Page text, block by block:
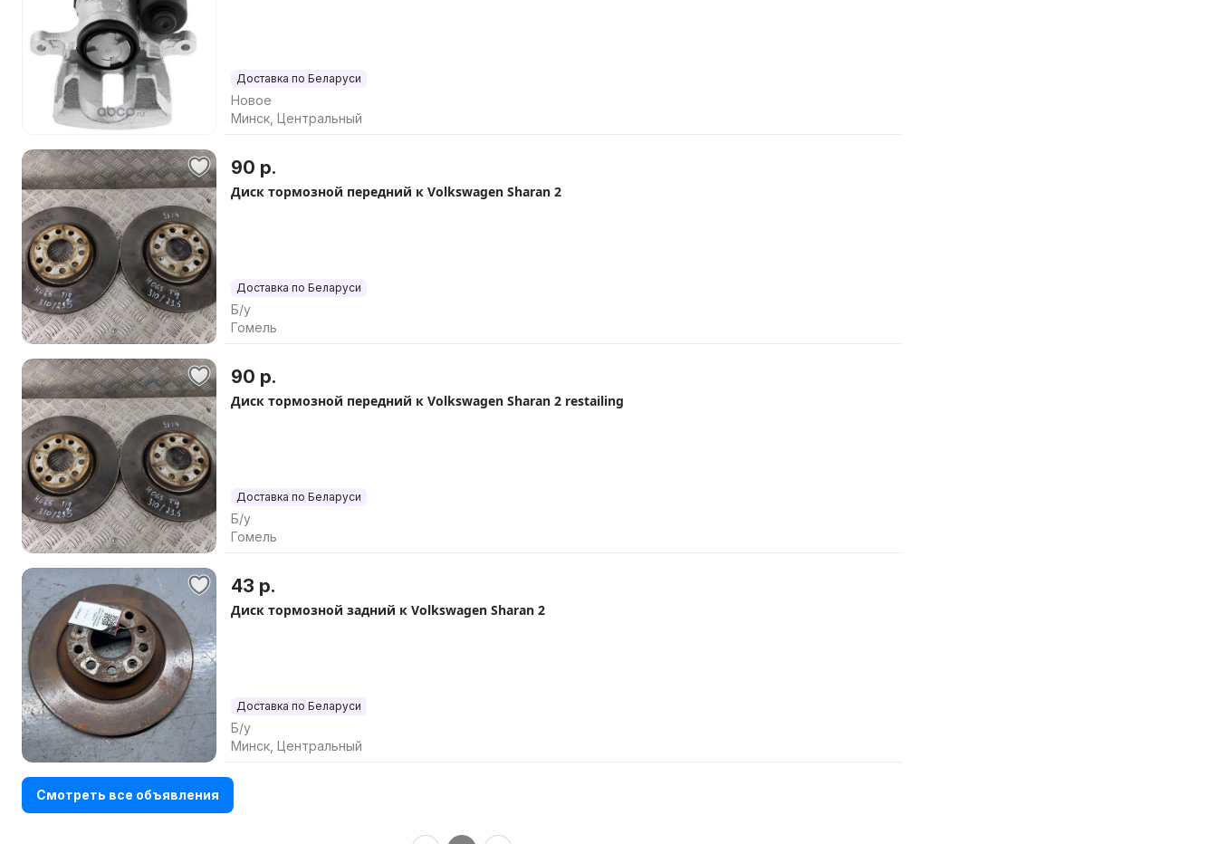
Доставка по Беларуси
Новое
Минск, Центральный
90 р.
Диск тормозной передний к Volkswagen Sharan 2
Доставка по Беларуси
Б/у
Гомель
90 р.
Диск тормозной передний к Volkswagen Sharan 2 restailing
Доставка по Беларуси
Б/у
Гомель
43 р.
Диск тормозной задний к Volkswagen Sharan 2
Доставка по Беларуси
Б/у
Минск, Центральный
Смотреть все объявления